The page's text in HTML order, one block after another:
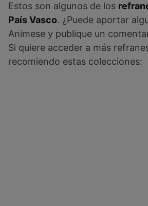
Estos son algunos de los
País Vasco. ¿Puede aportar
Anímese y publique un
Si quiere acceder a más
recomiendo estas colecciones: